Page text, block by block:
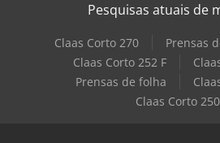
Pesquisas atuais de
Claas Corto 270
Prensas
Claas Corto 252 F
Prensas de folha
Claas Corto